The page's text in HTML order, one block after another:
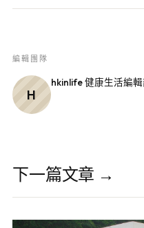
編輯團隊
H
hkinlife 健康生活編輯
下一篇文章 →